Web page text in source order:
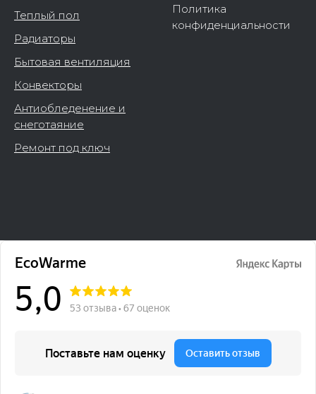
Теплый пол
Радиаторы
Бытовая вентиляция
Конвекторы
Антиобледенение и
снеготаяние
Ремонт под ключ
Политика
конфиденциальности